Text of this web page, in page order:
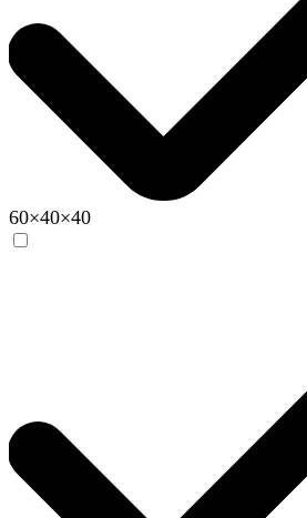
60×40×40